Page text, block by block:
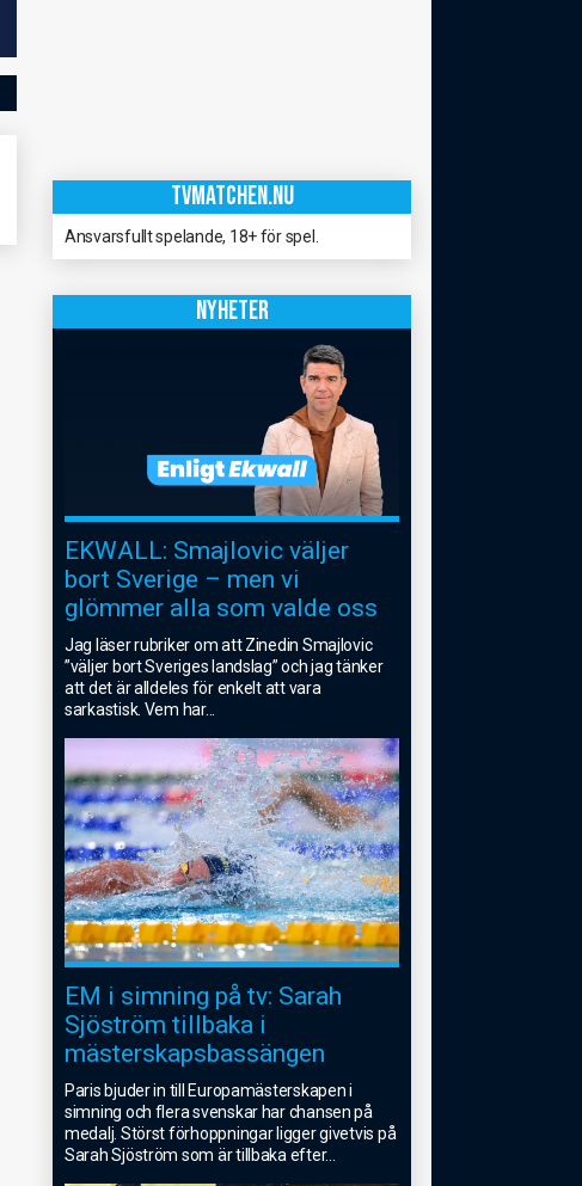
TVMATCHEN.NU
Ansvarsfullt spelande, 18+ för spel.
NYHETER
EKWALL: Smajlovic väljer
bort Sverige – men vi
glömmer alla som valde oss
Jag läser rubriker om att Zinedin Smajlovic
”väljer bort Sveriges landslag” och jag tänker
att det är alldeles för enkelt att vara
sarkastisk. Vem har...
EM i simning på tv: Sarah
Sjöström tillbaka i
mästerskapsbassängen
Paris bjuder in till Europamästerskapen i
simning och flera svenskar har chansen på
medalj. Störst förhoppningar ligger givetvis på
Sarah Sjöström som är tillbaka efter...